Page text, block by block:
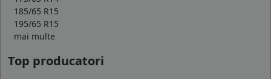
185/65 R15
195/65 R15
mai multe
Top producatori